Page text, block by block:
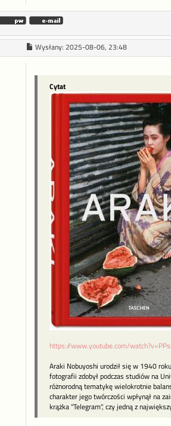
Wysłany: 2025-08-06, 23:48
Cytat
https://www.youtube.com/
Araki Nobuyoshi urodził się w 1940
fotografii zdobył podczas studiów na
różnorodną tematykę wielokrotnie
charakter jego twórczości wpłynął na
krążka "Telegram", czy jedną z